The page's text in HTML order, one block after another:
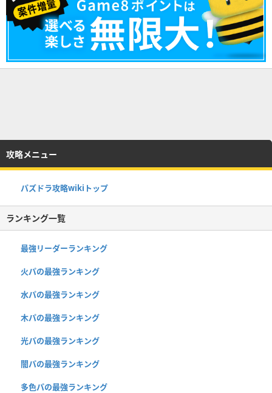
攻略メニュー
パズドラ攻略wikiトップ
ランキング一覧
最強リーダーランキング
火パの最強ランキング
水パの最強ランキング
木パの最強ランキング
光パの最強ランキング
闇パの最強ランキング
多色パの最強ランキング